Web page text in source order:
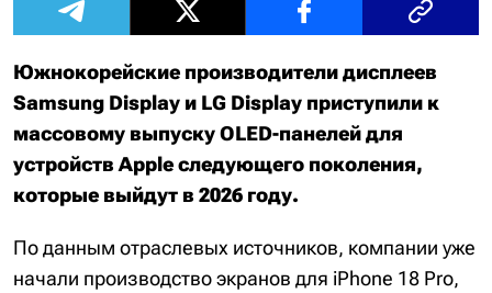
Южнокорейские производители дисплеев
Samsung Display и LG Display приступили к
массовому выпуску OLED-панелей для
устройств Apple следующего поколения,
которые выйдут в 2026 году.
По данным отраслевых источников, компании уже
начали производство экранов для iPhone 18 Pro,